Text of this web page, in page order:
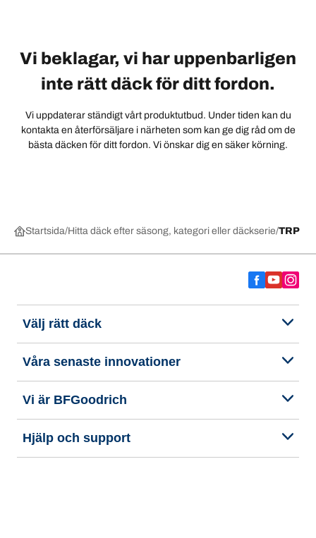
Vi beklagar, vi har uppenbarligen
inte rätt däck för ditt fordon.
Vi uppdaterar ständigt vårt produktutbud. Under tiden kan du
kontakta en återförsäljare i närheten som kan ge dig råd om de
bästa däcken för ditt fordon. Vi önskar dig en säker körning.
Startsida Hitta däck efter säsong, kategori eller däckserie TRP
Välj rätt däck
Våra senaste innovationer
Vi är BFGoodrich
Hjälp och support